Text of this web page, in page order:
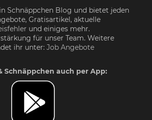
Schnäppchen Blog und bietet jeden
Gratisartikel, aktuelle
und einiges mehr.
für unser Team. Weitere
ihr unter: Job Angebote
Schnäppchen auch per App: